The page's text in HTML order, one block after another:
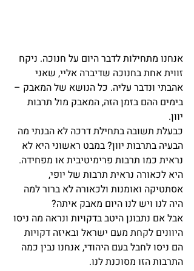
אנחנו מתחילות לדבר היום על חנוכה. ניקח
זווית אחת בחנוכה שדיברה אליי, שאני
אהבתי ונדבר עליה. כל הנושא של המאבק –
בימים ההם בזמן הזה, המאבק מול תרבות
יוון.
כבעלת תשובה בתחילת דרכה לא הבנתי מה
הבעיה בתרבות יוון? במבט ראשוני היא לא
נראית כמו תרבות פרימיטיבית או מפחידה.
היא לכאורה נראית תרבות של יופי,
אסתטיקה ואומנות ולכאורה לא ברור למה
היה לנו ויש לנו היום מאבק איתה?
אבל אם נתבונן היטב בדקויות ונראה מה ניסו
היוונים לקחת מעם ישראל ובאיזה דקויות
הם ניסו לחבל בעם היהודי, אנחנו נבין כמה
התרבות הזו מסוכנת לנו.